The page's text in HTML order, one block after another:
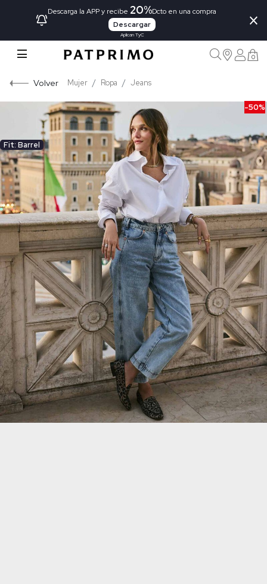
Descarga la APP y recibe 20%Dcto en una compra
Descargar
Aplican TyC
×
0
Volver Mujer Ropa Jeans
-50%
Fit: Barrel